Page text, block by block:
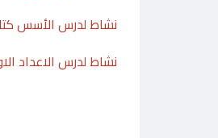
نشاط لدرس الأسس
نشاط لدرس الاعداد